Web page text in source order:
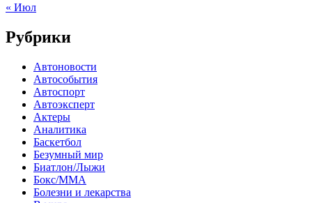
« Июл
Рубрики
Автоновости
Автособытия
Автоспорт
Автоэксперт
Актеры
Аналитика
Баскетбол
Безумный мир
Биатлон/Лыжи
Бокс/MMA
Болезни и лекарства